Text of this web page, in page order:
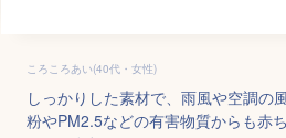
ころころあい(40代・女性)
しっかりした素材で、雨風や空調の
粉やPM2.5などの有害物質からも赤